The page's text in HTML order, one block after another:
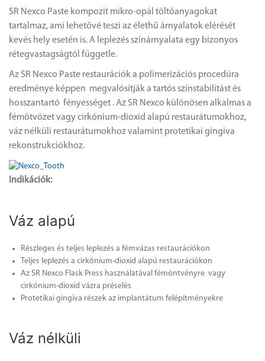
SR Nexco Paste kompozit mikro-opál töltőanyagokat
tartalmaz, ami lehetővé teszi az élethű árnyalatok elérését
kevés hely esetén is. A leplezés színárnyalata egy bizonyos
rétegvastagságtól függetle.
Az SR Nexco Paste restaurációk a polimerizációs procedúra
eredménye képpen megvalósítják a tartós színstabilitást és
hosszantartó fényességet . Az SR Nexco különösen alkalmas a
fémötvözet vagy cirkónium-dioxid alapú restaurátumokhoz,
váz nélküli restaurátumokhoz valamint protetikai gingiva
rekonstrukciókhoz.
Indikációk:
Váz alapú
Részleges és teljes leplezés a fémvázas restaurációkon
Teljes leplezés a cirkónium-dioxid alapú restaurációkon
Az SR Nexco Flask Press használatával fémöntvényre vagy
cirkónium-dioxid vázra préselés
Protetikai gingiva részek az implantátum felépítményekre
Váz nélküli